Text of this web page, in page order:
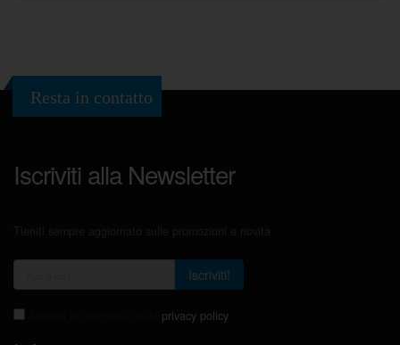
Resta in contatto
Iscriviti alla Newsletter
Iscriviti!
privacy policy